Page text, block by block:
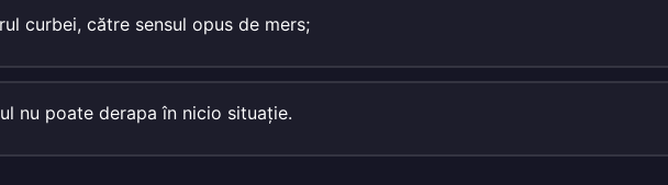
curbei, către sensul opus de mers;
nu poate derapa în nicio situaţie.